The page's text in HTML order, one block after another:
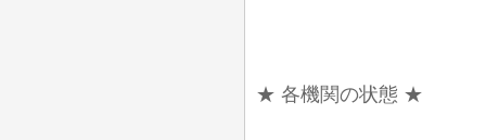
★ 各機関の状態 ★